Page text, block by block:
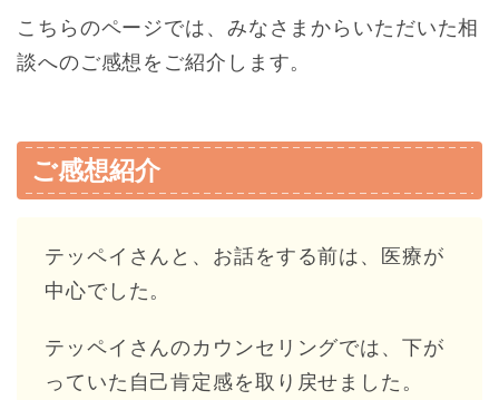
こちらのページでは、みなさまからいただいた相
談へのご感想をご紹介します。
ご感想紹介
テッペイさんと、お話をする前は、医療が
中心でした。
テッペイさんのカウンセリングでは、下が
っていた自己肯定感を取り戻せました。